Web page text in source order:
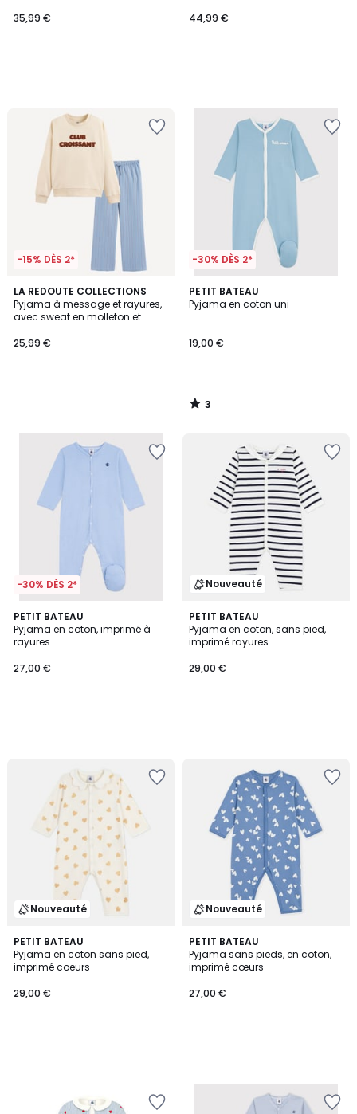
35,99 €
44,99 €
-15% DÈS 2*
LA REDOUTE COLLECTIONS
Pyjama à message et rayures,
avec sweat en molleton et
25,99 €
-30% DÈS 2*
PETIT BATEAU
Pyjama en coton uni
19,00 €
3
/
3
/
-30% DÈS 2*
PETIT BATEAU
Pyjama en coton, imprimé à
rayures
27,00 €
Nouveauté
PETIT BATEAU
Pyjama en coton, sans pied,
imprimé rayures
29,00 €
Nouveauté
PETIT BATEAU
Pyjama en coton sans pied,
imprimé coeurs
29,00 €
Nouveauté
PETIT BATEAU
Pyjama sans pieds, en coton,
imprimé cœurs
27,00 €